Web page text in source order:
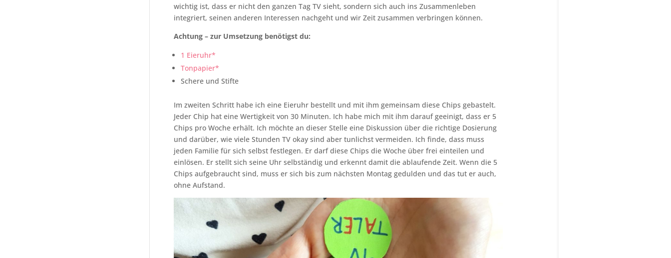
wichtig ist, dass er nicht den ganzen Tag TV sieht, sondern sich auch ins Zusammenleben
integriert, seinen anderen Interessen nachgeht und wir Zeit zusammen verbringen können.
Achtung – zur Umsetzung benötigst du:
1 Eieruhr*
Tonpapier*
Schere und Stifte
Im zweiten Schritt habe ich eine Eieruhr bestellt und mit ihm gemeinsam diese Chips gebastelt.
Jeder Chip hat eine Wertigkeit von 30 Minuten. Ich habe mich mit ihm darauf geeinigt, dass er 5
Chips pro Woche erhält. Ich möchte an dieser Stelle eine Diskussion über die richtige Dosierung
und darüber, wie viele Stunden TV okay sind aber tunlichst vermeiden. Ich finde, dass muss
jeden Familie für sich selbst festlegen. Er darf diese Chips die Woche über frei einteilen und
einlösen. Er stellt sich seine Uhr selbständig und erkennt damit die ablaufende Zeit. Wenn die 5
Chips aufgebraucht sind, muss er sich bis zum nächsten Montag gedulden und das tut er auch,
ohne Aufstand.